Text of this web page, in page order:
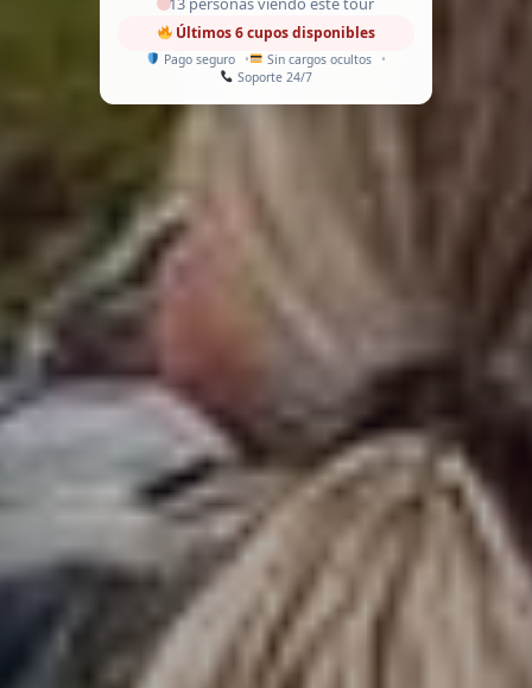
Últimos 6 cupos disponibles
Pago seguro
Sin cargos ocultos
Soporte 24/7